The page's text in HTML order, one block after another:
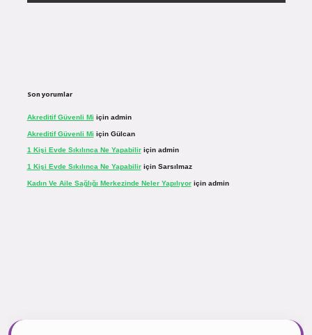
Son yorumlar
Akreditif Güvenli Mi için admin
Akreditif Güvenli Mi için Gülcan
1 Kişi Evde Sıkılınca Ne Yapabiliriçin admin
1 Kişi Evde Sıkılınca Ne Yapabiliriçin Sarsılmaz
Kadın Ve Aile Sağlığı Merkezinde Neler Yapılıyoriçin admin